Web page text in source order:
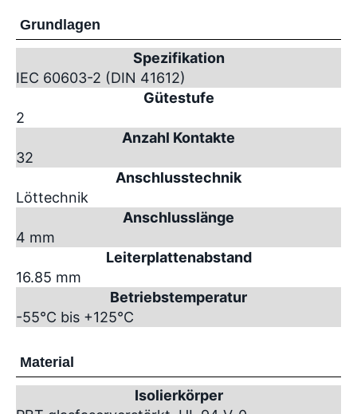
Grundlagen
Spezifikation
IEC 60603-2 (DIN 41612)
Gütestufe
2
Anzahl Kontakte
32
Anschlusstechnik
Löttechnik
Anschlusslänge
4 mm
Leiterplattenabstand
16.85 mm
Betriebstemperatur
-55°C bis +125°C
Material
Isolierkörper